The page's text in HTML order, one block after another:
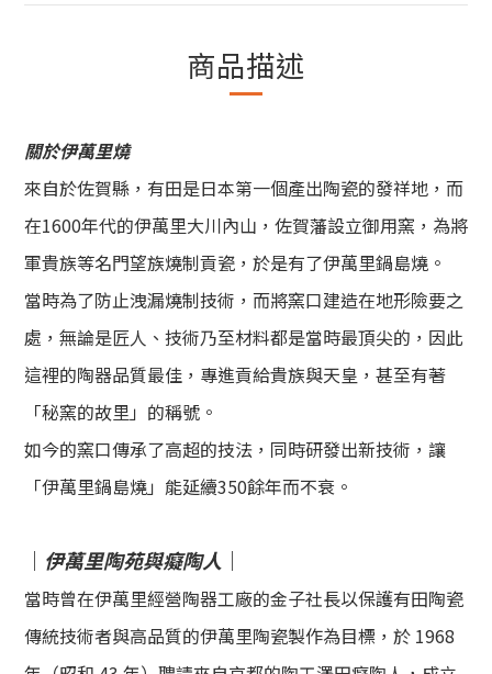
商品描述
關於伊萬里燒
來自於佐賀縣，有田是日本第一個產出陶瓷的發祥地，而
在1600年代的伊萬里大川內山，佐賀藩設立御用窯，為將
軍貴族等名門望族燒制貢瓷，於是有了伊萬里鍋島燒。
當時為了防止洩漏燒制技術，而將窯口建造在地形險要之
處，無論是匠人、技術乃至材料都是當時最頂尖的，因此
這裡的陶器品質最佳，專進貢給貴族與天皇，甚至有著
「秘窯的故里」的稱號。
如今的窯口傳承了高超的技法，同時研發出新技術，讓
「伊萬里鍋島燒」能延續350餘年而不衰。
｜ 伊萬里陶苑與癡陶人 ｜
當時曾在伊萬里經營陶器工廠的金子社長以保護有田陶瓷
傳統技術者與高品質的伊萬里陶瓷製作為目標，於 1968